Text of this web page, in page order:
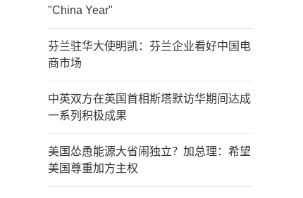
"China Year"
芬兰驻华大使明凯：芬兰企业看好中国电
商市场
中英双方在英国首相斯塔默访华期间达成
一系列积极成果
美国怂恿能源大省闹独立？加总理：希望
美国尊重加方主权